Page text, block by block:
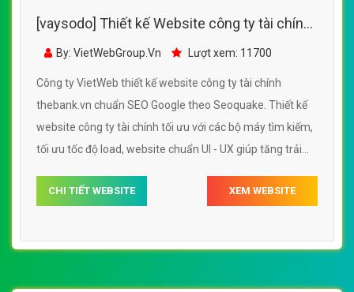
[vaysodo] Thiết kế Website công ty tài chính
- thebank.vn - VietWebGroup.Vn
By: VietWebGroup.Vn Lượt xem: 11700
Công ty VietWeb thiết kế website công ty tài chính
thebank.vn chuẩn SEO Google theo Seoquake. Thiết kế
website công ty tài chính tối ưu với các bộ máy tìm kiếm,
tối ưu tốc độ load, website chuẩn UI - UX giúp tăng trải
thebank.vn
CHI TIẾT WEBSITE XEM WEBSITE